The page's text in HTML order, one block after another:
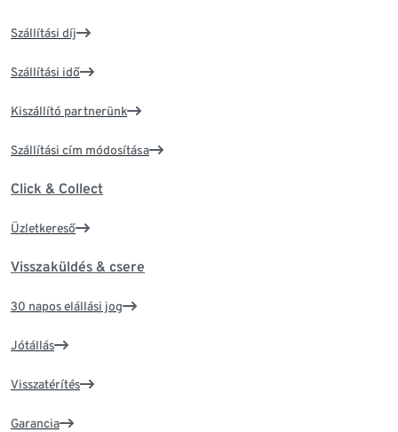
Szállítási díj
Szállítási idő
Kiszállító partnerünk
Szállítási cím módosítása
Click & Collect
Üzletkereső
Visszaküldés & csere
30 napos elállási jog
Jótállás
Visszatérítés
Garancia